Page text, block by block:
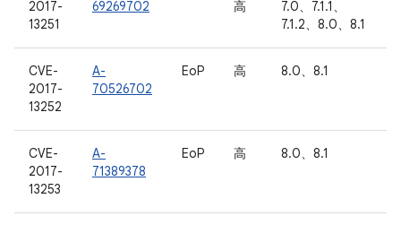
2017-
13251
69269702
高
7.0、7.1.1、
7.1.2、8.0、8.1
CVE-
2017-
13252
A-
70526702
EoP 高 8.0、8.1
CVE-
2017-
13253
A-
71389378
EoP 高 8.0、8.1